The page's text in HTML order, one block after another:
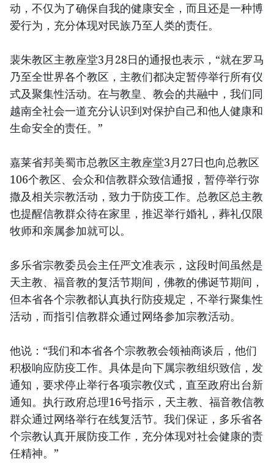
动，不仅为了确保自我的健康安全，而且还是一种博
爱行为，充分体现对民族乃至人类的责任。
裴朱教区主教座堂3月28日的通报也表示，“就在罗马
乃至全世界各个教区，主教们都决定暂停举行所有仪
式及聚集性活动。在与教皇、教会的共融中，我们同
越南全社会一道充分认识到对保护自己和他人健康和
生命安全的责任。”
嘉莱省邦美蜀市总教区主教座堂3月27日也向总教区
106个教区、会众和信教群众致信通报，暂停举行弥
撒及相关宗教活动，致力于防疫工作。总教区总主教
也提醒信教群众待在家里，推迟举行婚礼，葬礼仅限
牧师和亲属参加就可以。
多乐省宗教委员会主任严文准表示，这段时间虽然是
天主教、福音教的复活节期间，佛教的佛诞节期间，
但本省各个宗教都认真执行防疫规定，不举行聚集性
活动，而指引信教群众通过网络参加宗教活动。
他说：“我们和本省各个宗教教会领袖商谈后，他们
积极响应防疫工作。具体是向下属宗教组织致信，发
通知，要求停止举行各项宗教仪式，直至政府出台新
通知。执行政府总理16号指示，天主教、福音教信教
群众通过网络举行在线复活节。我们保证，多乐省各
个宗教认真开展防疫工作，充分体现对社会健康的责
任精神。”